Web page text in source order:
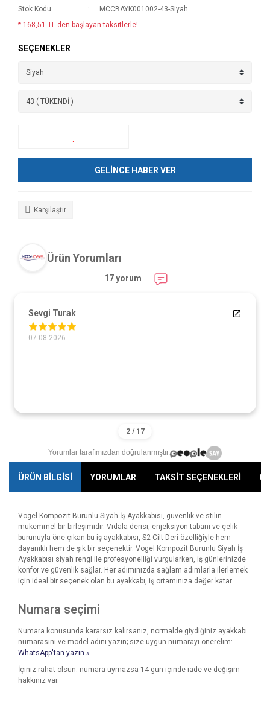
Stok Kodu
MCCBAYK001002-43-Siyah
* 168,51 TL den başlayan taksitlerle!
SEÇENEKLER
GELİNCE HABER VER
Karşılaştır
Ürün Yorumları
17 yorum
Sevgi Turak
07.08.2026
Yorumlar tarafımızdan doğrulanmıştır.
ÜRÜN BİLGİSİ YORUMLAR TAKSİT SEÇENEKLERİ
Vogel Kompozit Burunlu Siyah İş Ayakkabısı, güvenlik ve stilin
mükemmel bir birleşimidir. Vidala derisi, enjeksiyon tabanı ve çelik
burunuyla öne çıkan bu iş ayakkabısı, S2 Cilt Deri özelliğiyle hem
dayanıklı hem de şık bir seçenektir. Vogel Kompozit Burunlu Siyah İş
Ayakkabısı siyah rengi ile profesyonelliği vurgularken, iş günlerinizde
konfor ve güvenlik sağlar. Her adımınızda sağlam adımlarla ilerlemek
için ideal bir seçenek olan bu ayakkabı, iş ortamınıza değer katar.
Numara seçimi
Numara konusunda kararsız kalırsanız, normalde giydiğiniz ayakkabı
numarasını ve model adını yazın; size uygun numarayı önerelim:
WhatsApp'tan yazın »
İçiniz rahat olsun: numara uymazsa 14 gün içinde iade ve değişim
hakkınız var.